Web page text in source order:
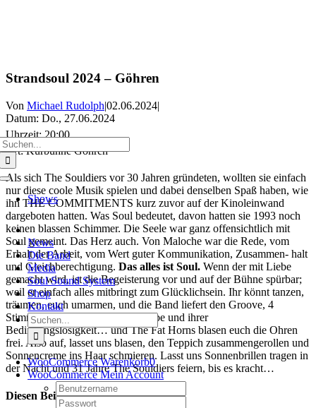
Zum
springen
Toggle
Navigation
Shows
News
Die Band
Media
Soul Sound System
Shop
Kontakt
Suche
nach:
WooCommerce Warenkorb0
WooCommerce Mein Account
Username:
Password:
Strandsoul 2024 – Göhren
Von Michael Rudolph|02.06.2024|
Datum: Do., 27.06.2024
Uhrzeit:20:00
Ort:Kurbühne Göhren
Als sich The Souldiers vor 30 Jahren gründeten, wollten sie einfach
nur diese coole Musik spielen und dabei denselben Spaß haben, wie
ihn THE COMMITMENTS kurz zuvor auf der Kinoleinwand
dargeboten hatten. Was Soul bedeutet, davon hatten sie 1993 noch
keinen blassen Schimmer. Die Seele war ganz offensichtlich mit
Soul gemeint. Das Herz auch. Von Maloche war die Rede, vom
Erhalt der Arbeit, vom Wert guter Kommunikation, Zusammen- halt
und Gleichberechtigung. Das alles ist Soul. Wenn der mit Liebe
gemacht wird, ist die Begeisterung vor und auf der Bühne spürbar;
weil er einfach alles mitbringt zum Glücklichsein. Ihr könnt tanzen,
träumen, euch umarmen, und die Band liefert den Groove, 4
Stimmen schmachten von der Liebe und ihrer
Bedingungslosigkeit… und The Fat Horns blasen euch die Ohren
frei. Also auf, lasset uns blasen, den Teppich zusammengerollen und
Sonnencreme ins Haar schmieren. Lasst uns Sonnenbrillen tragen in
der Nacht und 31 Jahre The Souldiers feiern, bis es kracht…
Diesen Beitrag teilen